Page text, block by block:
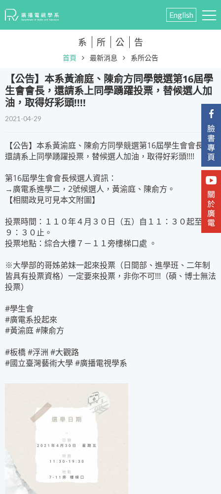
English
系 所 公 告
首頁 最新消息 系所公告
【公告】本系黃渝庭、陳俞方同學競選第16屆學
生會會長，還請系上同學踴躍投票，替候選人加
油，取得好彩頭!!!!
2021-04-29
【公告】本系黃渝庭、陳俞方同學競選第16屆學生會會長，
還請系上同學踴躍投票，替候選人加油，取得好彩頭!!!!
第16屆學生會會長候選人資訊：
→廣電系進學二，2號候選人，黃渝庭、陳俞方。
【相關政見可見本文附圖】
投票時間：１１０年４月３０日（五）自１１：３０起至１
９：３０止。
投票地點：綜合大樓７－１１旁樓梯口處 。
※大學部的哥姊弟妹一起來投票（日間部、進學班、二年制
皆具有投票資格）一定要來投票，非你不可!!!（碩、博士無法
投票）
#學生會
#廣電系投起來
#黃渝庭 #陳俞方
#板橋 #浮洲 #大觀路
#國立臺灣藝術大學 #廣播電視學系